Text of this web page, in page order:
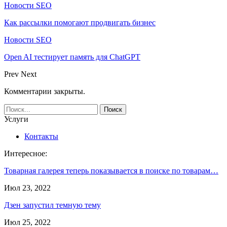
Новости SEO
Как рассылки помогают продвигать бизнес
Новости SEO
Open AI тестирует память для ChatGPT
Prev Next
Комментарии закрыты.
Услуги
Контакты
Интересное:
Товарная галерея теперь показывается в поиске по товарам…
Июл 23, 2022
Дзен запустил темную тему
Июл 25, 2022